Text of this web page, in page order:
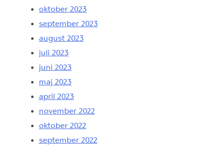
oktober 2023
september 2023
august 2023
juli 2023
juni 2023
maj 2023
april 2023
november 2022
oktober 2022
september 2022